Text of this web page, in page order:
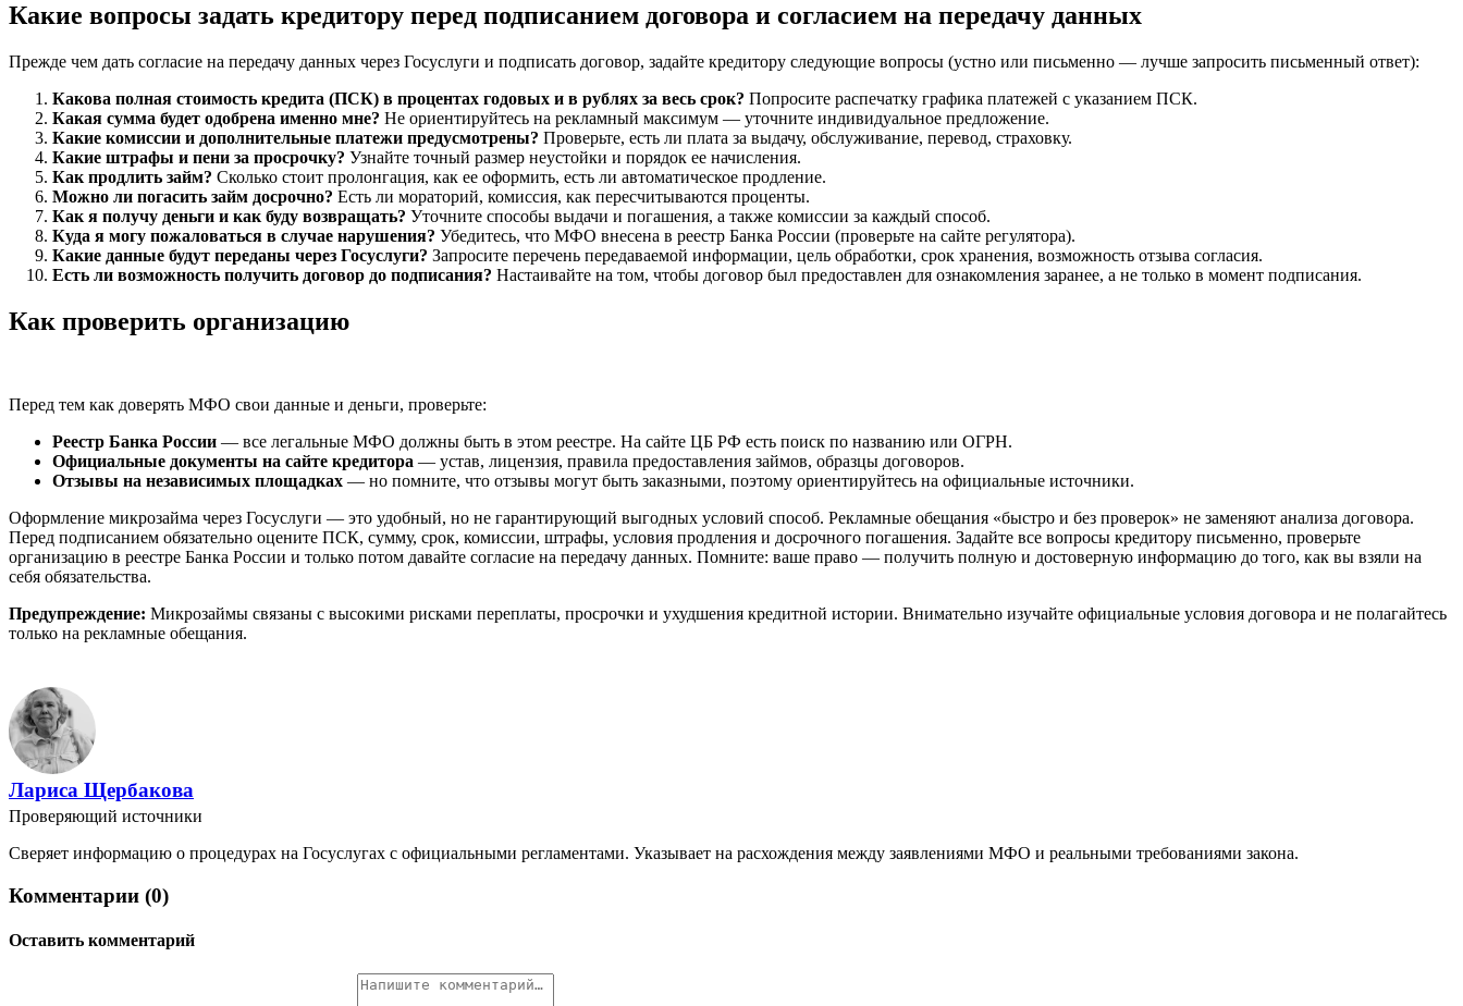
Какие вопросы задать кредитору перед подписанием договора и согласием на передачу данных
Прежде чем дать согласие на передачу данных через Госуслуги и подписать договор, задайте кредитору следующие вопросы (устно или письменно — лучше запросить письменный ответ):
Какова полная стоимость кредита (ПСК) в процентах годовых и в рублях за весь срок? Попросите распечатку графика платежей с указанием ПСК.
Какая сумма будет одобрена именно мне? Не ориентируйтесь на рекламный максимум — уточните индивидуальное предложение.
Какие комиссии и дополнительные платежи предусмотрены? Проверьте, есть ли плата за выдачу, обслуживание, перевод, страховку.
Какие штрафы и пени за просрочку? Узнайте точный размер неустойки и порядок ее начисления.
Как продлить займ? Сколько стоит пролонгация, как ее оформить, есть ли автоматическое продление.
Можно ли погасить займ досрочно? Есть ли мораторий, комиссия, как пересчитываются проценты.
Как я получу деньги и как буду возвращать? Уточните способы выдачи и погашения, а также комиссии за каждый способ.
Куда я могу пожаловаться в случае нарушения? Убедитесь, что МФО внесена в реестр Банка России (проверьте на сайте регулятора).
Какие данные будут переданы через Госуслуги? Запросите перечень передаваемой информации, цель обработки, срок хранения, возможность отзыва согласия.
Есть ли возможность получить договор до подписания? Настаивайте на том, чтобы договор был предоставлен для ознакомления заранее, а не только в момент подписания.
Как проверить организацию
Перед тем как доверять МФО свои данные и деньги, проверьте:
Реестр Банка России — все легальные МФО должны быть в этом реестре. На сайте ЦБ РФ есть поиск по названию или ОГРН.
Официальные документы на сайте кредитора — устав, лицензия, правила предоставления займов, образцы договоров.
Отзывы на независимых площадках — но помните, что отзывы могут быть заказными, поэтому ориентируйтесь на официальные источники.
Оформление микрозайма через Госуслуги — это удобный, но не гарантирующий выгодных условий способ. Рекламные обещания «быстро и без проверок» не заменяют анализа договора.
Перед подписанием обязательно оцените ПСК, сумму, срок, комиссии, штрафы, условия продления и досрочного погашения. Задайте все вопросы кредитору письменно, проверьте
организацию в реестре Банка России и только потом давайте согласие на передачу данных. Помните: ваше право — получить полную и достоверную информацию до того, как вы взяли на
себя обязательства.
Предупреждение: Микрозаймы связаны с высокими рисками переплаты, просрочки и ухудшения кредитной истории. Внимательно изучайте официальные условия договора и не полагайтесь
только на рекламные обещания.
Лариса Щербакова
Проверяющий источники
Сверяет информацию о процедурах на Госуслугах с официальными регламентами. Указывает на расхождения между заявлениями МФО и реальными требованиями закона.
Комментарии (0)
Оставить комментарий